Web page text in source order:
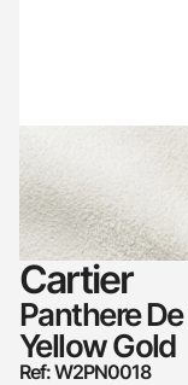
Cartier
Panthere
Yellow Gold
Ref: W2PN0018